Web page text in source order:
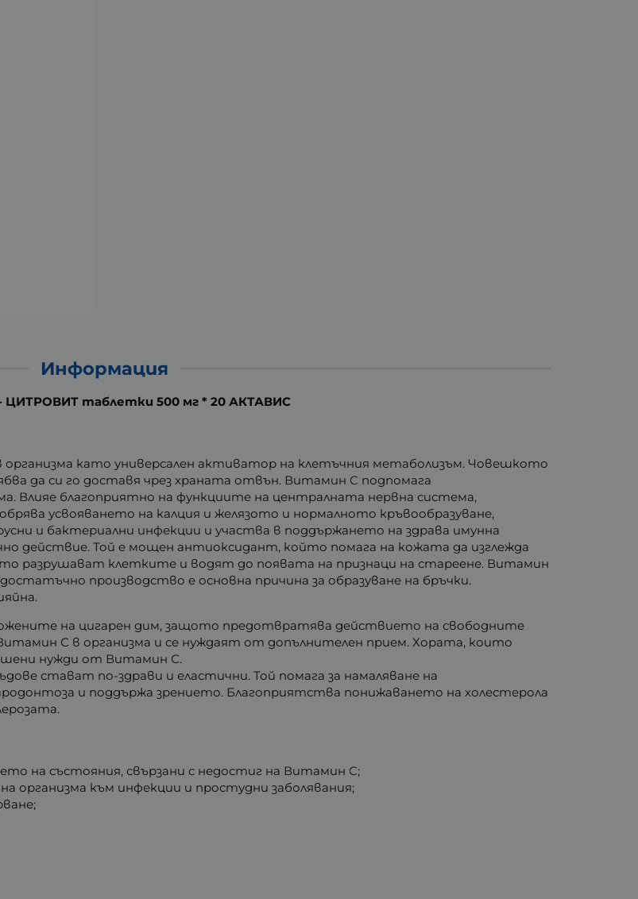
Информация
ЦИТРОВИТ таблетки 500 мг * 20 АКТАВИС
като универсален активатор на клетъчния метаболизъм. Човешкото
да си го доставя чрез храната отвън. Витамин С подпомага
Влияе благоприятно на функциите на централната нервна система,
усвояването на калция и желязото и нормалното кръвообразуване,
и бактериални инфекции и участва в поддържането на здрава имунна
действие. Той е мощен антиоксидант, който помага на кожата да изглежда
разрушават клетките и водят до появата на признаци на стареене. Витамин
производство е основна причина за образуване на бръчки.
на цигарен дим, защото предотвратява действието на свободните
С в организма и се нуждаят от допълнителен прием. Хората, които
нужди от Витамин С.
стават по-здрави и еластични. Той помага за намаляване на
и поддържа зрението. Благоприятства понижаването на холестерола
на състояния, свързани с недостиг на Витамин С;
към инфекции и простудни заболявания;